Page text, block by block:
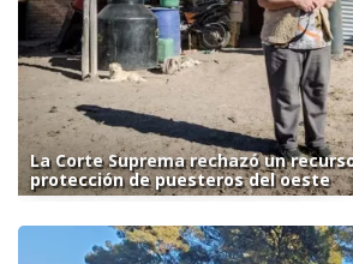
La Corte Suprema rechazó un
protección de puesteros del oeste